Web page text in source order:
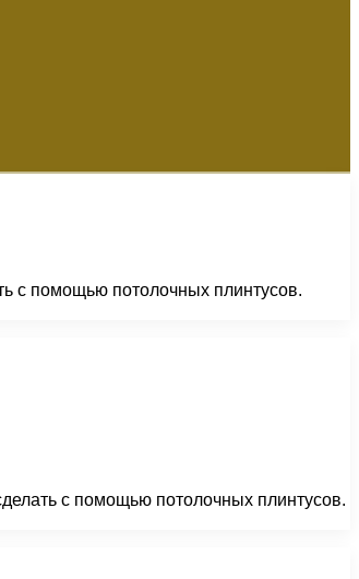
с помощью потолочных плинтусов.
с помощью потолочных плинтусов.